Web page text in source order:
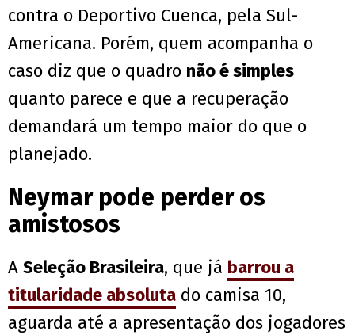
contra o Deportivo Cuenca, pela Sul-
Americana. Porém, quem acompanha o
caso diz que o quadro não é simples
quanto parece e que a recuperação
demandará um tempo maior do que o
planejado.
Neymar pode perder os
amistosos
A Seleção Brasileira, que já barrou a
titularidade absoluta do camisa 10,
aguarda até a apresentação dos jogadores